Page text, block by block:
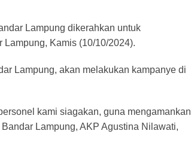
Lampung dikerahkan untuk
Kamis (10/10/2024).
Lampung, akan melakukan kampanye di
kami siagakan, guna mengamankan
Lampung, AKP Agustina Nilawati,